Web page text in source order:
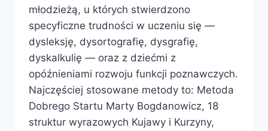
młodzieżą, u których stwierdzono
specyficzne trudności w uczeniu się —
dysleksję, dysortografię, dysgrafię,
dyskalkulię — oraz z dziećmi z
opóźnieniami rozwoju funkcji poznawczych.
Najczęściej stosowane metody to: Metoda
Dobrego Startu Marty Bogdanowicz, 18
struktur wyrazowych Kujawy i Kurzyny,